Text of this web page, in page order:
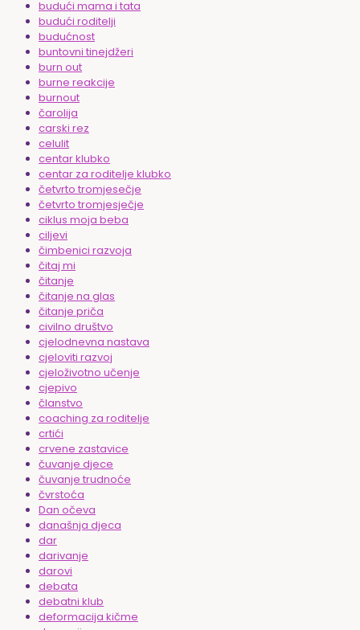
budući mama i tata
budući roditelji
budućnost
buntovni tinejdžeri
burn out
burne reakcije
burnout
čarolija
carski rez
celulit
centar klubko
centar za roditelje klubko
četvrto tromjesečje
četvrto tromjesječje
ciklus moja beba
ciljevi
čimbenici razvoja
čitaj mi
čitanje
čitanje na glas
čitanje priča
civilno društvo
cjelodnevna nastava
cjeloviti razvoj
cjeloživotno učenje
cjepivo
članstvo
coaching za roditelje
crtići
crvene zastavice
čuvanje djece
čuvanje trudnoće
čvrstoća
Dan očeva
današnja djeca
dar
darivanje
darovi
debata
debatni klub
deformacija kičme